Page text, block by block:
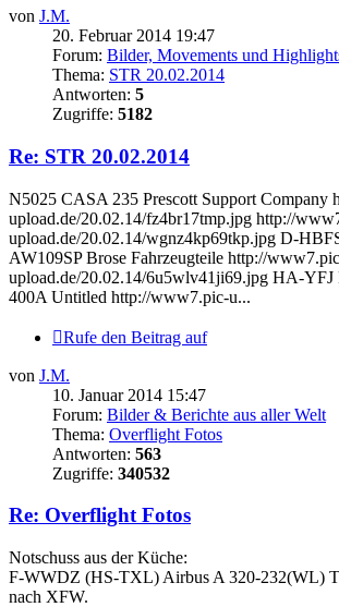
von J.M.
20. Februar 2014 19:47
Forum: Bilder, Movements und
Thema: STR 20.02.2014
Antworten: 5
Zugriffe: 5182
Re: STR 20.02.2014
N5025 CASA 235 Prescott Support Company
upload.de/20.02.14/fz4br17tmp.jpg http://
upload.de/20.02.14/wgnz4kp69tkp.jpg D-
AW109SP Brose Fahrzeugteile http://
upload.de/20.02.14/6u5wlv41ji69.jpg HA-YFJ
400A Untitled http://www7.pic-u...
Rufe den Beitrag auf
von J.M.
10. Januar 2014 15:47
Forum: Bilder & Berichte aus aller Welt
Thema: Overflight Fotos
Antworten: 563
Zugriffe: 340532
Re: Overflight Fotos
Notschuss aus der Küche:
F-WWDZ (HS-TXL) Airbus A 320-232(WL)
nach XFW.